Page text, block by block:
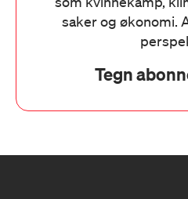
saker og økonomi.
Tegn